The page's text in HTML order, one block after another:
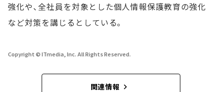
強化や、全社員を対象とした個人情報保護教育の強化
など対策を講じるとしている。
Copyright © ITmedia, Inc. All Rights Reserved.
関連情報